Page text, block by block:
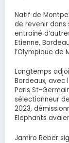
Natif de
de revenir dans
entrainé
Etienne,
l’Olympique de
Longtemps
Bordeaux, avec
Paris St-
sélectionneur
2023,
Elephants
Jamiro Reber